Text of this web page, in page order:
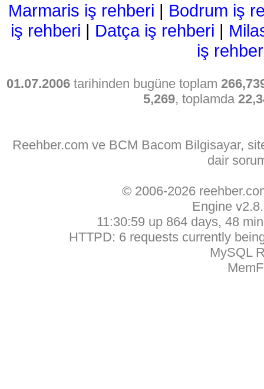
Marmaris iş rehberi | Bodrum iş
iş rehberi | Datça iş rehberi |
iş
01.07.2006 tarihinden bugüne toplam
5,269, toplamda
Reehber.com ve BCM Bacom Bilgisayar,
dair
© 2006-2026
Engine
11:30:59 up 864 days, 48
HTTPD: 6 requests currently
MySQL